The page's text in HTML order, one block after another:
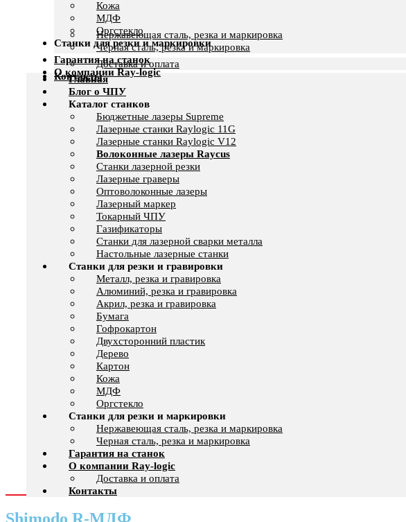
Кожа
МДФ
Оргстекло
Станки для резки и маркировки
Нержавеющая сталь, резка и маркировка
Черная сталь, резка и маркировка
Гарантия на станок
О компании Ray-logic
Доставка и оплата
Контакты
Главная
Блог о ЧПУ
Каталог станков
Бюджетные лазеры Supreme
Лазерные станки Raylogic 11G
Лазерные станки Raylogic V12
Волоконные лазеры Raycus
Станки лазерной резки
Лазерные граверы
Оптоволоконные лазеры
Лазерный маркер
Токарный ЧПУ
Газификаторы
Cтанки для лазерной сварки металла
Настольные лазерные станки
Станки для резки и гравировки
Металл, резка и гравировка
Алюминий, резка и гравировка
Акрил, резка и гравировка
Бумага
Гофрокартон
Двухсторонний пластик
Дерево
Картон
Кожа
МДФ
Оргстекло
Станки для резки и маркировки
Нержавеющая сталь, резка и маркировка
Черная сталь, резка и маркировка
Гарантия на станок
О компании Ray-logic
Доставка и оплата
Контакты